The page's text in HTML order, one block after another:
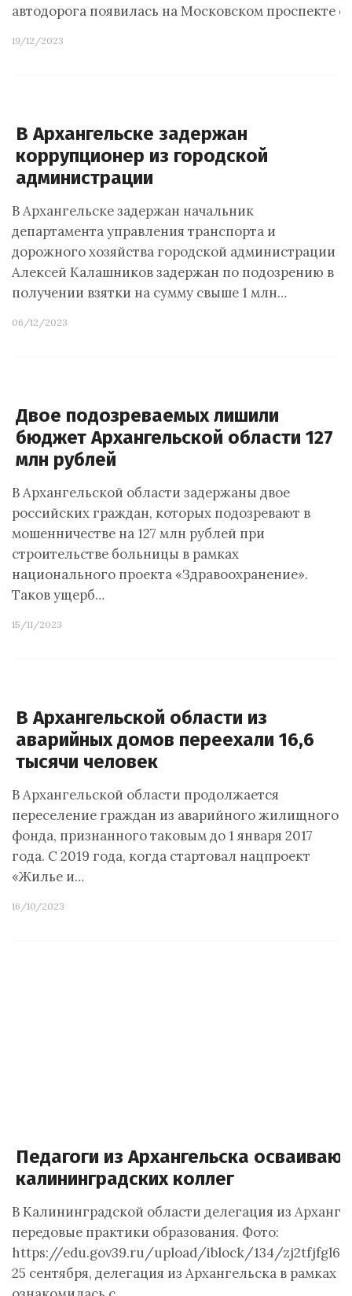
автодорога появилась на Московском проспекте
19/12/2023
В Архангельске задержан
коррупционер из городской
администрации
В Архангельске задержан начальник
департамента управления транспорта и
дорожного хозяйства городской администрации
Алексей Калашников задержан по подозрению в
получении взятки на сумму свыше 1 млн…
06/12/2023
Двое подозреваемых лишили
бюджет Архангельской области 127
млн рублей
В Архангельской области задержаны двое
российских граждан, которых подозревают в
мошенничестве на 127 млн рублей при
строительстве больницы в рамках
национального проекта «Здравоохранение».
Таков ущерб…
15/11/2023
В Архангельской области из
аварийных домов переехали 16,6
тысячи человек
В Архангельской области продолжается
переселение граждан из аварийного жилищного
фонда, признанного таковым до 1 января 2017
года. С 2019 года, когда стартовал нацпроект
«Жилье и…
16/10/2023
Педагоги из Архангельска
калининградских коллег
В Калининградской области делегация из
передовые практики образования. Фото:
https://edu.gov39.ru/upload/iblock/134/
25 сентября, делегация из Архангельска в рамках